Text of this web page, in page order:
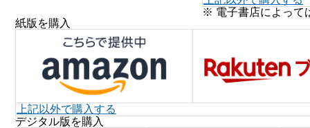
※ 電子書店によって
紙版を購入
上記以外で購入する
デジタル版を購入